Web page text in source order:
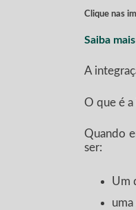
Clique nas
Saiba
A
O que é
Quando
ser:
Um